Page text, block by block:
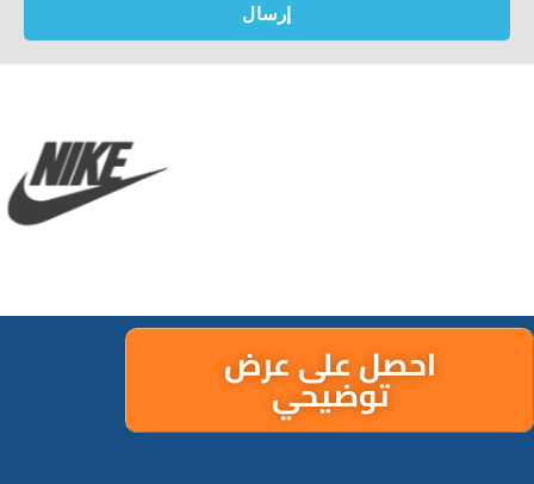
إرسال
احصل على عرض
توضيحي